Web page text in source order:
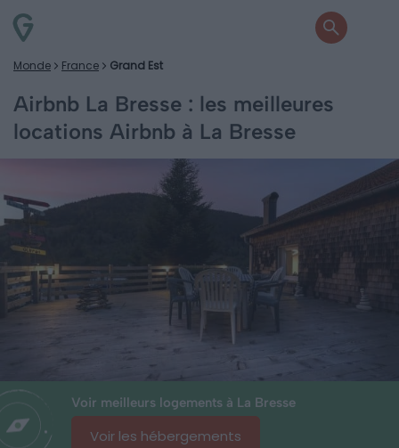
Monde France Grand Est
Airbnb La Bresse : les meilleures
locations Airbnb à La Bresse
Voir meilleurs logements à La Bresse
Voir les hébergements